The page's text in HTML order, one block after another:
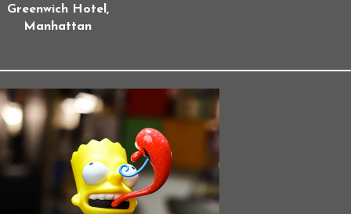
Greenwich Hotel,
Manhattan